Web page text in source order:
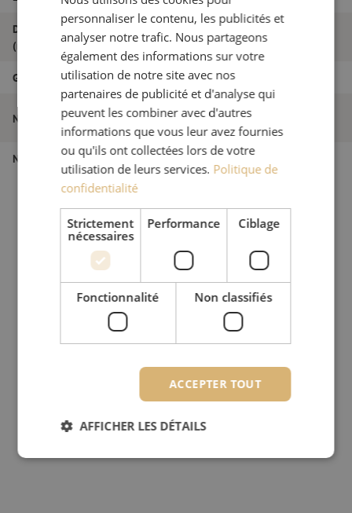
Diamètre extérieur
(mm)
1.8
Grade B
Nom de l'article
Jarretière optique duplex SM, SC/PC-
LC/PC, 1.8mm, 23m
Numéro d'article M20000212
personnaliser le contenu, les publicités et
analyser notre trafic. Nous partageons
également des informations sur votre
utilisation de notre site avec nos
partenaires de publicité et d'analyse qui
peuvent les combiner avec d'autres
informations que vous leur avez fournies
ou qu'ils ont collectées lors de votre
utilisation de leurs services. Politique de
confidentialité
Strictement
nécessaires
Performance Ciblage
Fonctionnalité Non classifiés
ACCEPTER TOUT
AFFICHER LES DÉTAILS